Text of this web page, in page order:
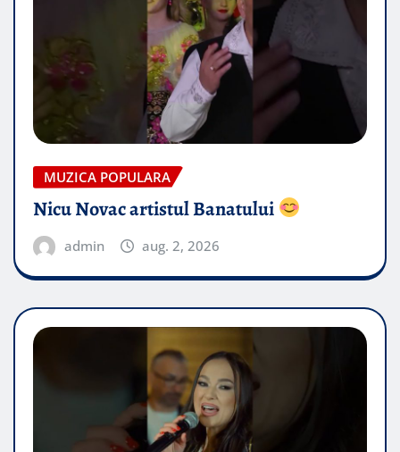
MUZICA POPULARA
Nicu Novac artistul Banatului
admin aug. 2, 2026